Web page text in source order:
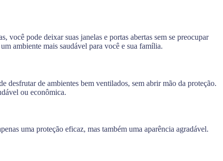
você pode deixar suas janelas e portas abertas sem se preocupar
ambiente mais saudável para você e sua família.
desfrutar de ambientes bem ventilados, sem abrir mão da proteção.
ou econômica.
uma proteção eficaz, mas também uma aparência agradável.